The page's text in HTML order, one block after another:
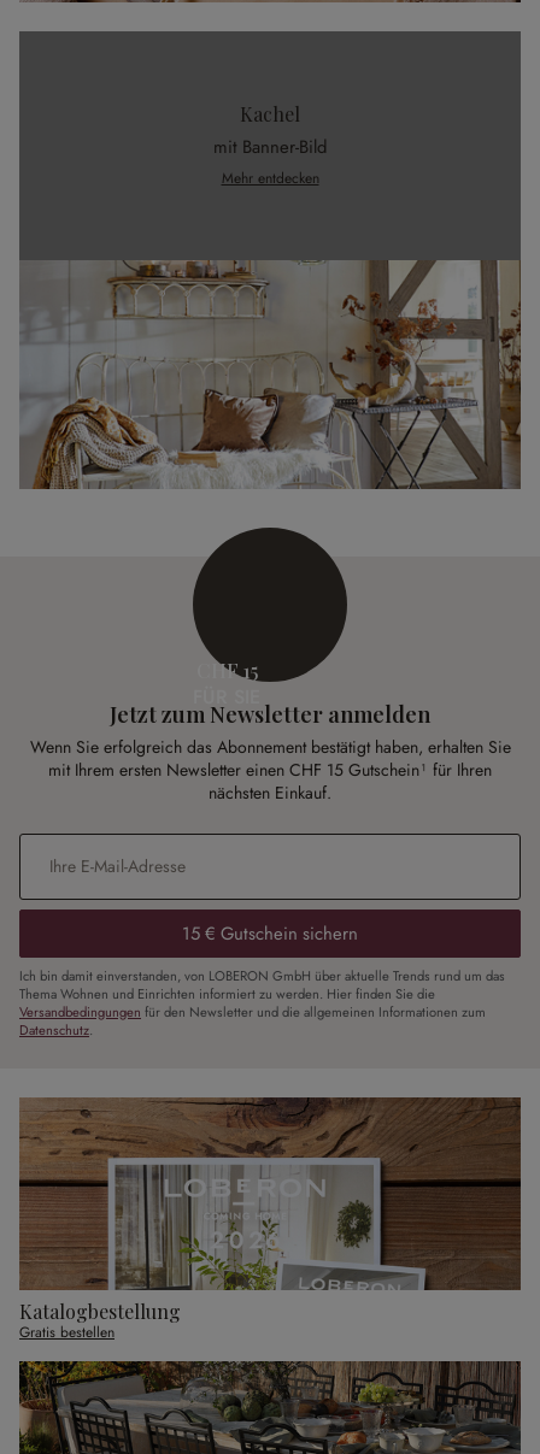
Kachel
mit Banner-Bild
Mehr entdecken
CHF 15
Jetzt zum Newsletter anmelden
Wenn Sie erfolgreich das Abonnement bestätigt haben, erhalten Sie
mit Ihrem ersten Newsletter einen CHF 15 Gutschein¹ für Ihren
nächsten Einkauf.
E-Mail-Adresse*
15 € Gutschein sichern
Ich bin damit einverstanden, von LOBERON GmbH über aktuelle Trends rund um das
Thema Wohnen und Einrichten informiert zu werden. Hier finden Sie die
Versandbedingungen für den Newsletter und die allgemeinen Informationen zum
Datenschutz.
Katalogbestellung
Gratis bestellen